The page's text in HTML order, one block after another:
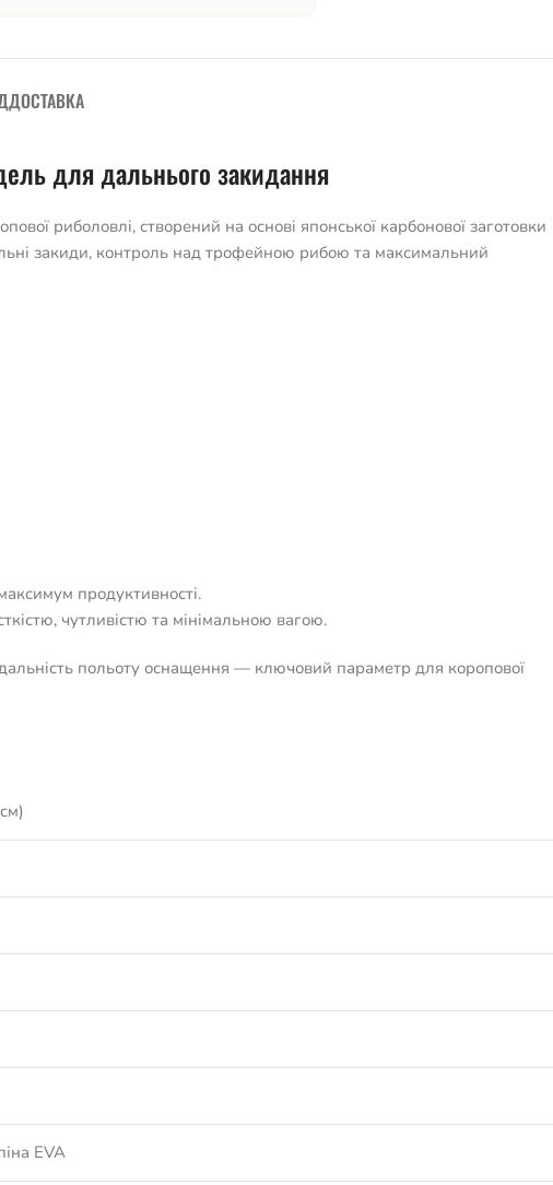
ДОСТАВКА
для дальнього закидання
риболовлі, створений на основі японської карбонової заготовки
закиди, контроль над трофейною рибою та максимальний
продуктивності.
чутливістю та мінімальною вагою.
польоту оснащення — ключовий параметр для коропової
EVA